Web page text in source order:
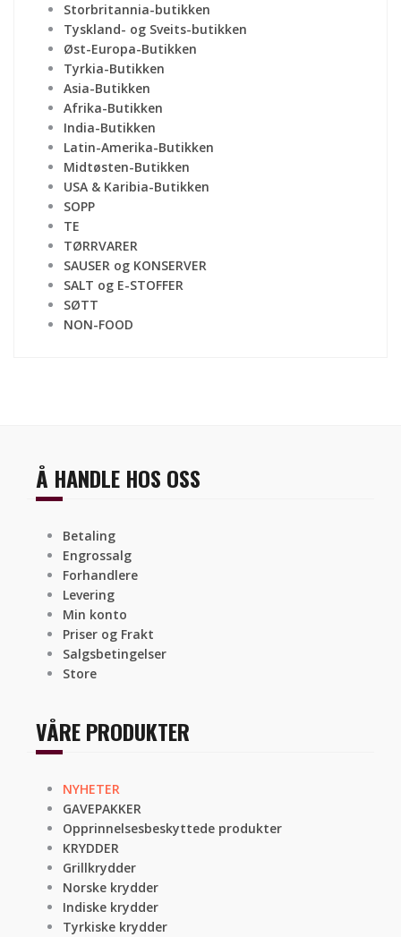
Storbritannia-butikken
Tyskland- og Sveits-butikken
Øst-Europa-Butikken
Tyrkia-Butikken
Asia-Butikken
Afrika-Butikken
India-Butikken
Latin-Amerika-Butikken
Midtøsten-Butikken
USA & Karibia-Butikken
SOPP
TE
TØRRVARER
SAUSER og KONSERVER
SALT og E-STOFFER
SØTT
NON-FOOD
Å HANDLE HOS OSS
Betaling
Engrossalg
Forhandlere
Levering
Min konto
Priser og Frakt
Salgsbetingelser
Store
VÅRE PRODUKTER
NYHETER
GAVEPAKKER
Opprinnelsesbeskyttede produkter
KRYDDER
Grillkrydder
Norske krydder
Indiske krydder
Tyrkiske krydder